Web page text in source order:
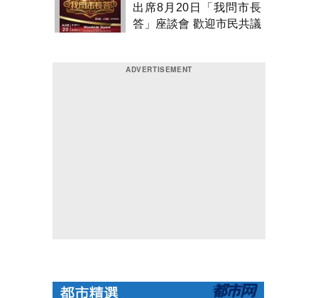
出席8月20日「我問市長
答」座談會 歡迎市民共議